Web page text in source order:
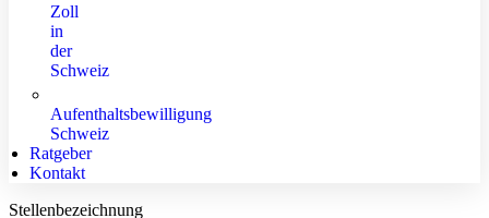
Zoll
in
der
Schweiz
Aufenthaltsbewilligung
Schweiz
Ratgeber
Kontakt
Stellenbezeichnung